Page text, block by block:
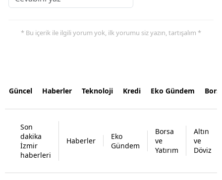
* Bu içerik ile ilgili yorum yok, ilk yorumu siz yazın, tartışalım *
Güncel Haberler Teknoloji Kredi Eko Gündem
Son
dakika
İzmir
haberleri
Haberler
Eko
Gündem
Borsa
ve
Yatırım
Altın
ve
Döviz